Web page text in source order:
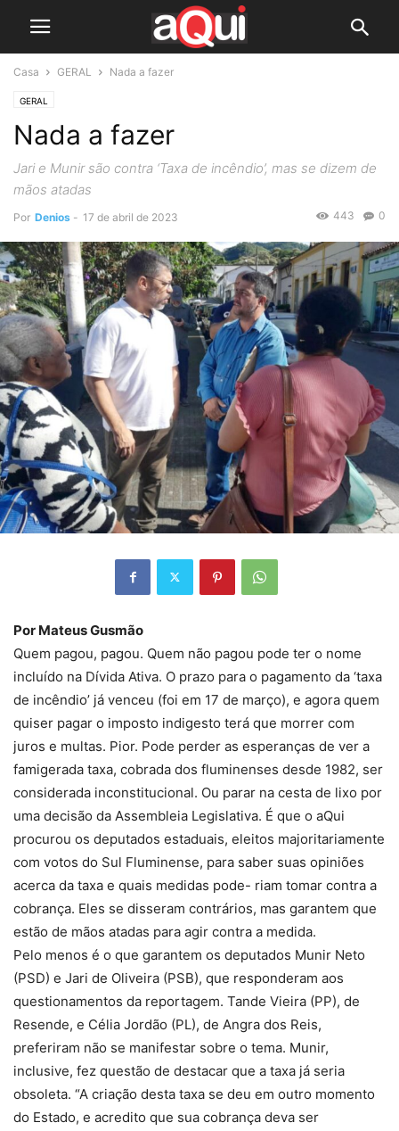
Casa GERAL Nada a fazer
GERAL
Nada a fazer
Jari e Munir são contra ‘Taxa de incêndio’, mas se dizem de
mãos atadas
Por Denios - 17 de abril de 2023 0
443
Por Mateus Gusmão
Quem pagou, pagou. Quem não pagou pode ter o nome
incluído na Dívida Ativa. O prazo para o pagamento da ‘taxa
de incêndio’ já venceu (foi em 17 de março), e agora quem
quiser pagar o imposto indigesto terá que morrer com
juros e multas. Pior. Pode perder as esperanças de ver a
famigerada taxa, cobrada dos fluminenses desde 1982, ser
considerada inconstitucional. Ou parar na cesta de lixo por
uma decisão da Assembleia Legislativa. É que o aQui
procurou os deputados estaduais, eleitos majoritariamente
com votos do Sul Fluminense, para saber suas opiniões
acerca da taxa e quais medidas pode- riam tomar contra a
cobrança. Eles se disseram contrários, mas garantem que
estão de mãos atadas para agir contra a medida.
Pelo menos é o que garantem os deputados Munir Neto
(PSD) e Jari de Oliveira (PSB), que responderam aos
questionamentos da reportagem. Tande Vieira (PP), de
Resende, e Célia Jordão (PL), de Angra dos Reis,
preferiram não se manifestar sobre o tema. Munir,
inclusive, fez questão de destacar que a taxa já seria
obsoleta. “A criação desta taxa se deu em outro momento
do Estado, e acredito que sua cobrança deva ser